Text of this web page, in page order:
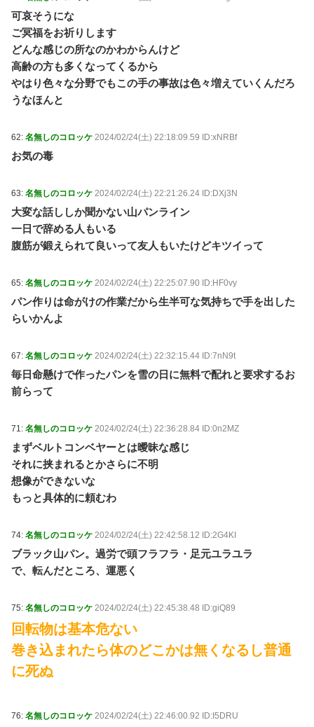
可哀そうにな
ご冥福をお祈りします
どんな感じの所なのかわからんけど
高齢の方も多くなってくるから
やはり色々な分野でもこの手の事故は色々増えていくんだろ
うなほんと
62: 名無しのコロッケ 2024/02/24(土) 22:18:09.59 ID:xNRBf
お気の毒
63: 名無しのコロッケ 2024/02/24(土) 22:21:26.24 ID:DXj3N
大変な話ししか聞かない山パンライン
一日で辞める人もいる
腹筋が鍛えられて良いって友人もいたけどキツイって
65: 名無しのコロッケ 2024/02/24(土) 22:25:07.90 ID:HF0vy
パン作りは命がけの作業だから生半可な気持ちで手を出した
らいかんよ
67: 名無しのコロッケ 2024/02/24(土) 22:32:15.44 ID:7nN9t
毎日命懸けで作ったパンを雪の日に無料で配れと要求するお
前らって
71: 名無しのコロッケ 2024/02/24(土) 22:36:28.84 ID:0n2MZ
まずベルトコンベヤーとは曖昧な感じ
それに挟まれるとかさらに不明
想像ができないな
もっと具体的に頼むわ
74: 名無しのコロッケ 2024/02/24(土) 22:42:58.12 ID:2G4KI
ブラック山パン。過労で頭フラフラ・足元ユラユラ
で、転んだところ、運悪く
75: 名無しのコロッケ 2024/02/24(土) 22:45:38.48 ID:giQ89
回転物は基本危ない
巻き込まれたら体のどこかは無くなるし普通
に死ぬ
76: 名無しのコロッケ 2024/02/24(土) 22:46:00.92 ID:I5DRU